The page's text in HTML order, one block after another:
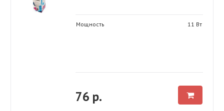
Мощность 11 Вт
76 р.